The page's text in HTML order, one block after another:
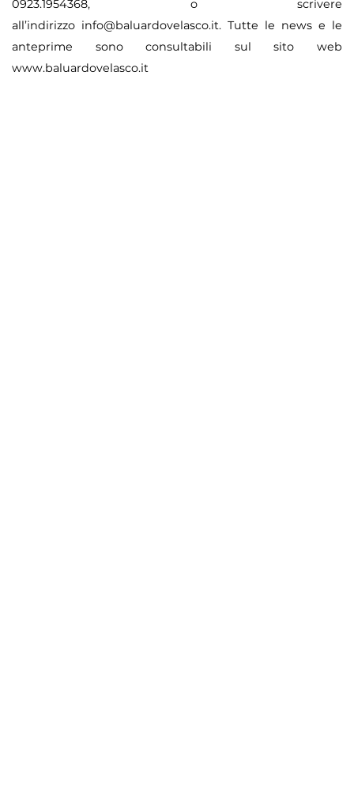
0923.1954368, o scrivere
all’indirizzo info@baluardovelasco.it. Tutte le news e le
anteprime sono consultabili sul sito web
www.baluardovelasco.it